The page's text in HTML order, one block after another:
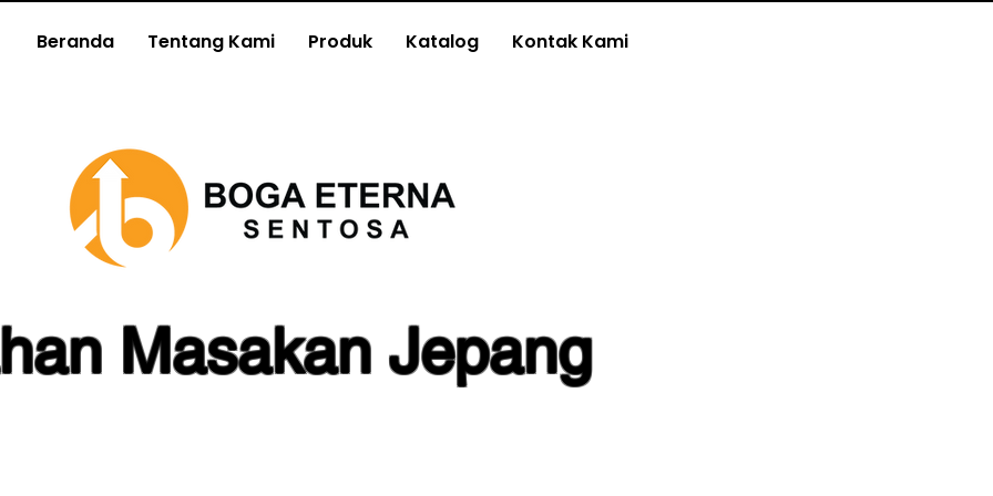
Beranda Tentang Kami Produk Katalog Kontak Kami
Masakan Jepang